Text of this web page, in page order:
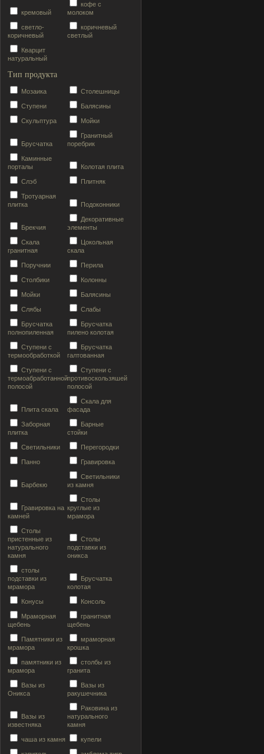
кремовый
кофе с
молоком
светло-
коричневый
коричневый
светлый
Кварцит
натуральный
Тип продукта
Мозаика Столешницы
Ступени Балясины
Скульптура Мойки
Брусчатка
Гранитный
поребрик
Каминные
порталы
Колотая плита
Слэб Плитняк
Тротуарная
плитка
Подоконники
Брекчия
Декоративные
элементы
Скала
гранитная
Цокольная
скала
Поручнии Перила
Столбики Колонны
Мойки Балясины
Слябы Слабы
Брусчатка
полнопиленная
Брусчатка
пилено колотая
Ступени с
термообработкой
Брусчатка
галтованная
Ступени с
термоабработанной
полосой
Ступени с
противоскользяшей
полосой
Плита скала
Скала для
фасада
Заборная
плитка
Барные
стойки
Светильники Перегородки
Панно Гравировка
Барбекю
Светильники
из камня
Гравировка на
камней
Столы
круглые из
мрамора
Столы
пристенные из
натурального
камня
Столы
подставки из
оникса
столы
подставки из
мрамора
Брусчатка
колотая
Конусы Консоль
Мраморная
щебень
гранитная
щебень
Памятники из
мрамора
мраморная
крошка
памятники из
мрамора
столбы из
гранита
Вазы из
Оникса
Вазы из
ракушечника
Вазы из
известняка
Раковина из
натурального
камня
чаша из камня купели